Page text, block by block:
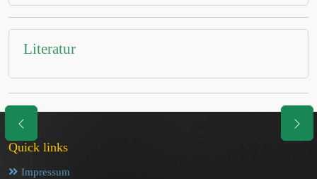
Literatur
Quick links
Impressum